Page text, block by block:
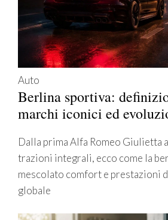
Auto
Berlina sportiva:
marchi iconici ed
Dalla prima Alfa Romeo Giulietta
trazioni integrali, ecco come la
mescolato comfort e prestazioni
globale